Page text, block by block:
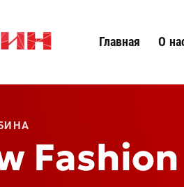
Главная О